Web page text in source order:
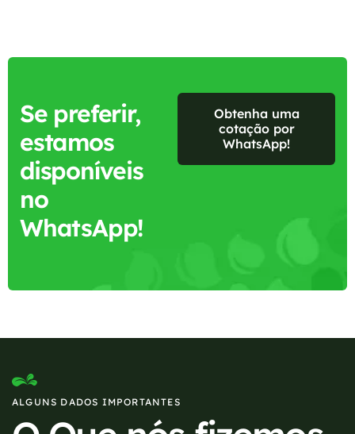
Se preferir,
estamos
disponíveis
no
WhatsApp!
Obtenha uma
cotação por
WhatsApp!
ALGUNS DADOS IMPORTANTES